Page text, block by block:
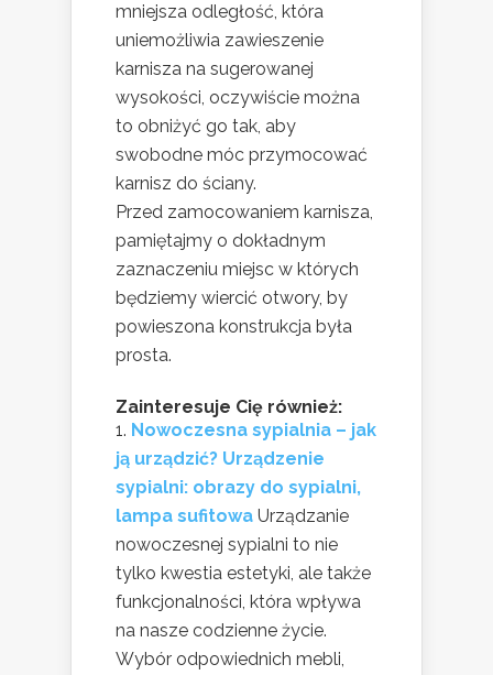
mniejsza odległość, która
uniemożliwia zawieszenie
karnisza na sugerowanej
wysokości, oczywiście można
to obniżyć go tak, aby
swobodne móc przymocować
karnisz do ściany.
Przed zamocowaniem karnisza,
pamiętajmy o dokładnym
zaznaczeniu miejsc w których
będziemy wiercić otwory, by
powieszona konstrukcja była
prosta.
Zainteresuje Cię również:
Nowoczesna sypialnia – jak
ją urządzić? Urządzenie
sypialni: obrazy do sypialni,
lampa sufitowa Urządzanie
nowoczesnej sypialni to nie
tylko kwestia estetyki, ale także
funkcjonalności, która wpływa
na nasze codzienne życie.
Wybór odpowiednich mebli,